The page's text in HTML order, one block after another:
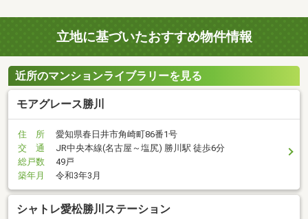
立地に基づいたおすすめ物件情報
近所のマンションライブラリーを見る
モアグレース勝川
住 所
愛知県春日井市角崎町86番1号
交 通
JR中央本線(名古屋～塩尻) 勝川駅 徒歩6分
総戸数
49戸
築年月
令和3年3月
シャトレ愛松勝川ステーション